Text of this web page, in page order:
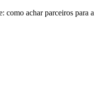
como achar parceiros para a